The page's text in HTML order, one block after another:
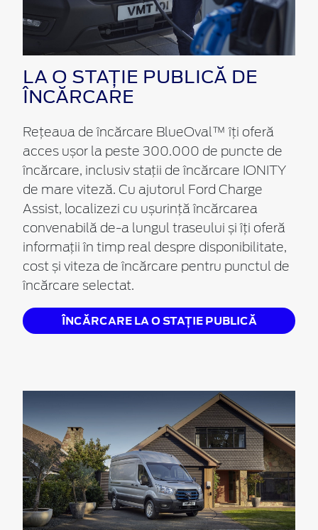
LA O STAȚIE PUBLICĂ DE
ÎNCĂRCARE
Rețeaua de încărcare BlueOval™ îți oferă
acces ușor la peste 300.000 de puncte de
încărcare, inclusiv stații de încărcare IONITY
de mare viteză. Cu ajutorul Ford Charge
Assist, localizezi cu ușurință încărcarea
convenabilă de-a lungul traseului și îți oferă
informații în timp real despre disponibilitate,
cost și viteza de încărcare pentru punctul de
încărcare selectat.
ÎNCĂRCARE LA O STAȚIE PUBLICĂ